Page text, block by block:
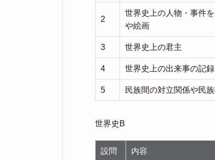
2
世界史上の人物・事件
や絵画
3 世界史上の君主
4 世界史上の出来事の記録
5 民族間の対立関係や民
世界史B
設問 内容